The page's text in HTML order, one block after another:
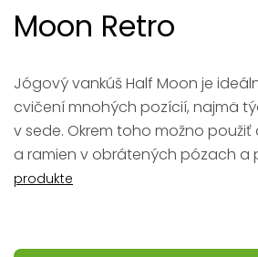
Moon Retro
Jógový vankúš Half Moon je
cvičení mnohých pozícií, najmä
v sede. Okrem toho možno
a ramien v obrátených pózach a
produkte